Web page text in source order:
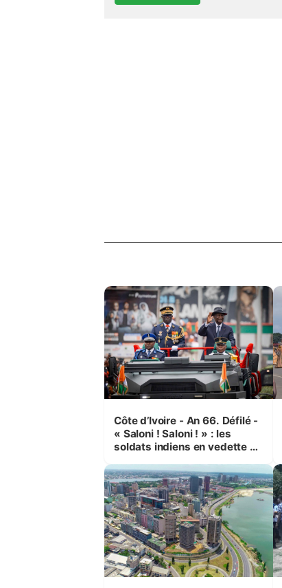
Côte d’Ivoire - An 66. Défilé -
« Saloni ! Saloni ! » : les
soldats indiens en vedette à